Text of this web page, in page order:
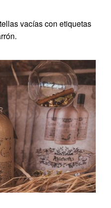
vacías con etiquetas